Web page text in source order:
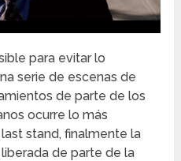
para evitar lo
serie de escenas de
de parte de los
ocurre lo más
stand, finalmente la
de parte de la